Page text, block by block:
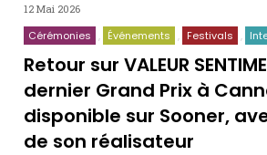
12 Mai 2026
Cérémonies Événements Festivals
Retour sur VALEUR
dernier Grand Prix à
disponible sur Sooner,
de son réalisateur